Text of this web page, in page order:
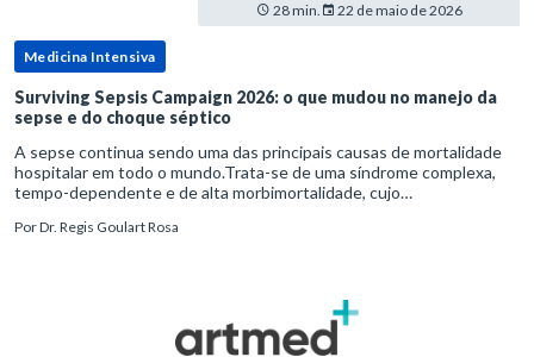
28 min. 22 de maio de 2026
Medicina Intensiva
Surviving Sepsis Campaign 2026: o que mudou no manejo da
sepse e do choque séptico
A sepse continua sendo uma das principais causas de mortalidade
hospitalar em todo o mundo.Trata-se de uma síndrome complexa,
tempo-dependente e de alta morbimortalidade, cujo
para o desfe
PorDr. Regis Goulart Rosa